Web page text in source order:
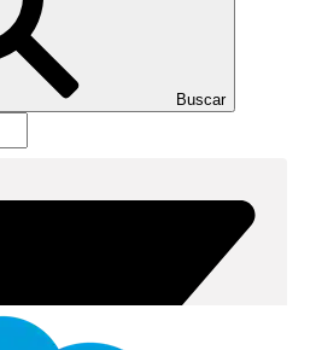
Buscar